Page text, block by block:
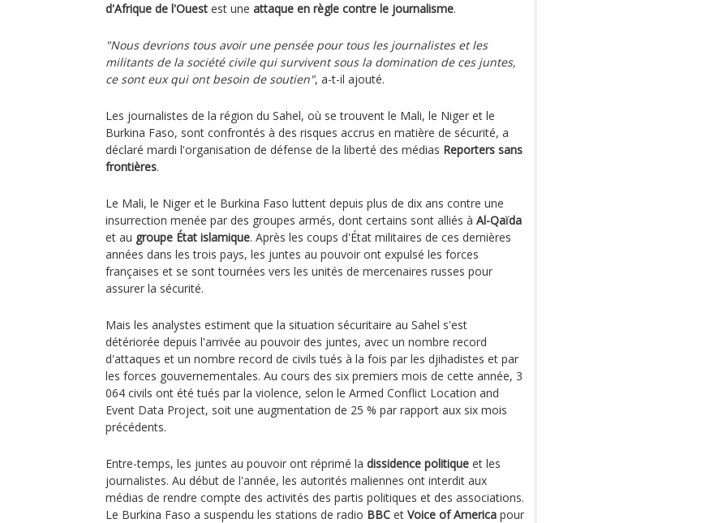
d'Afrique de l'Ouest est une attaque en règle contre le journalisme.
"Nous devrions tous avoir une pensée pour tous les journalistes et les
militants de la société civile qui survivent sous la domination de ces juntes,
ce sont eux qui ont besoin de soutien", a-t-il ajouté.
Les journalistes de la région du Sahel, où se trouvent le Mali, le Niger et le
Burkina Faso, sont confrontés à des risques accrus en matière de sécurité, a
déclaré mardi l'organisation de défense de la liberté des médias Reporters sans
frontières.
Le Mali, le Niger et le Burkina Faso luttent depuis plus de dix ans contre une
insurrection menée par des groupes armés, dont certains sont alliés à Al-Qaïda
et au groupe État islamique. Après les coups d'État militaires de ces dernières
années dans les trois pays, les juntes au pouvoir ont expulsé les forces
françaises et se sont tournées vers les unités de mercenaires russes pour
assurer la sécurité.
Mais les analystes estiment que la situation sécuritaire au Sahel s'est
détériorée depuis l'arrivée au pouvoir des juntes, avec un nombre record
d'attaques et un nombre record de civils tués à la fois par les djihadistes et par
les forces gouvernementales. Au cours des six premiers mois de cette année, 3
064 civils ont été tués par la violence, selon le Armed Conflict Location and
Event Data Project, soit une augmentation de 25 % par rapport aux six mois
précédents.
Entre-temps, les juntes au pouvoir ont réprimé la dissidence politique et les
journalistes. Au début de l'année, les autorités maliennes ont interdit aux
médias de rendre compte des activités des partis politiques et des associations.
Le Burkina Faso a suspendu les stations de radio BBC et Voice of America pour